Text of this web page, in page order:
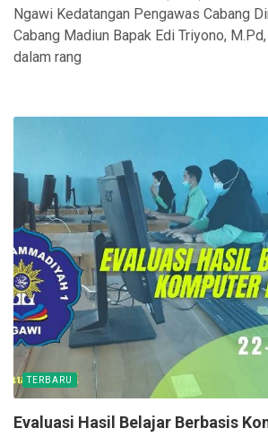
Ngawi Kedatangan Pengawas Cabang
Cabang Madiun Bapak Edi Triyono,
dalam rang
TERBARU
Evaluasi Hasil Belajar Berbasis